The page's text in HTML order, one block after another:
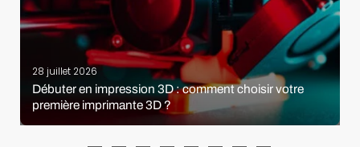
28 juillet 2026
Débuter en impression 3D : comment choisir votre
première imprimante 3D ?